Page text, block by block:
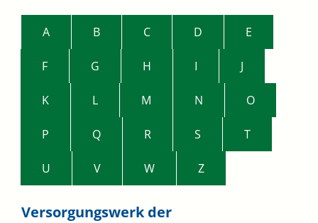
A B C D E
F G H I J
K L M N O
P Q R S T
U V W Z
Versorgungswerk der